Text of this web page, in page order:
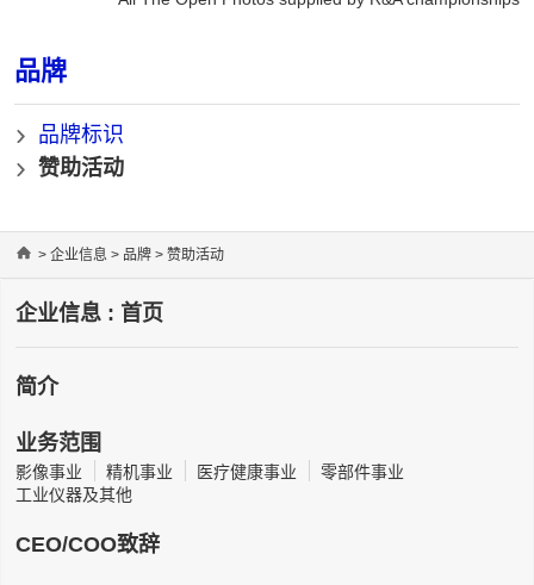
品牌
品牌标识
赞助活动
Home
> 企业信息> 品牌> 赞助活动
企业信息 : 首页
简介
业务范围
影像事业 精机事业 医疗健康事业
零部件事业
工业仪器及其他
CEO/COO致辞